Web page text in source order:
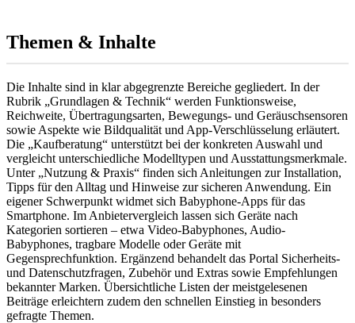
Themen & Inhalte
Die Inhalte sind in klar abgegrenzte Bereiche gegliedert. In der
Rubrik „Grundlagen & Technik“ werden Funktionsweise,
Reichweite, Übertragungsarten, Bewegungs- und Geräuschsensoren
sowie Aspekte wie Bildqualität und App-Verschlüsselung erläutert.
Die „Kaufberatung“ unterstützt bei der konkreten Auswahl und
vergleicht unterschiedliche Modelltypen und Ausstattungsmerkmale.
Unter „Nutzung & Praxis“ finden sich Anleitungen zur Installation,
Tipps für den Alltag und Hinweise zur sicheren Anwendung. Ein
eigener Schwerpunkt widmet sich Babyphone-Apps für das
Smartphone. Im Anbietervergleich lassen sich Geräte nach
Kategorien sortieren – etwa Video-Babyphones, Audio-
Babyphones, tragbare Modelle oder Geräte mit
Gegensprechfunktion. Ergänzend behandelt das Portal Sicherheits-
und Datenschutzfragen, Zubehör und Extras sowie Empfehlungen
bekannter Marken. Übersichtliche Listen der meistgelesenen
Beiträge erleichtern zudem den schnellen Einstieg in besonders
gefragte Themen.